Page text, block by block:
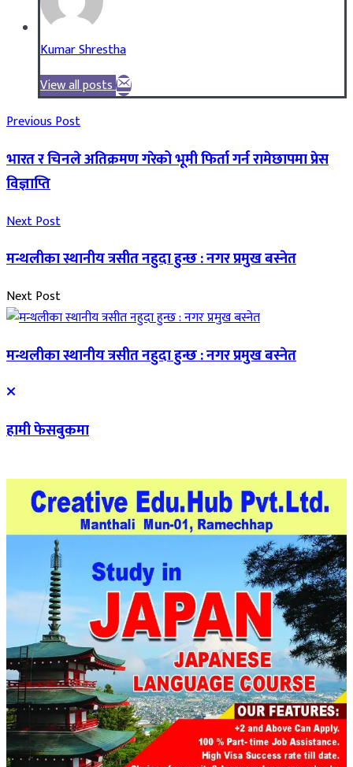
Kumar Shrestha
View all posts
Previous Post
भारत र चिनले अतिक्रमण गरेको भूमी फिर्ता गर्न रामेछापमा प्रेस
विज्ञाप्ति
Next Post
मन्थलीका स्थानीय त्रसीत नहुदा हुन्छ : नगर प्रमुख बस्नेत
Next Post
मन्थलीका स्थानीय त्रसीत नहुदा हुन्छ : नगर प्रमुख बस्नेत
हामी फेसबुकमा